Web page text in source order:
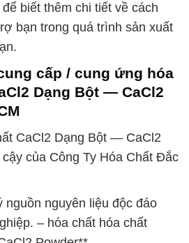
biết thêm chi tiết về cách
bạn trong quá trình sản xuất
cấp / cung ứng hóa
Dạng Bột — CaCl2
CaCl2 Dạng Bột — CaCl2
của Công Ty Hóa Chất Đắc
nguyên liệu độc đáo
– hóa chất hóa chất